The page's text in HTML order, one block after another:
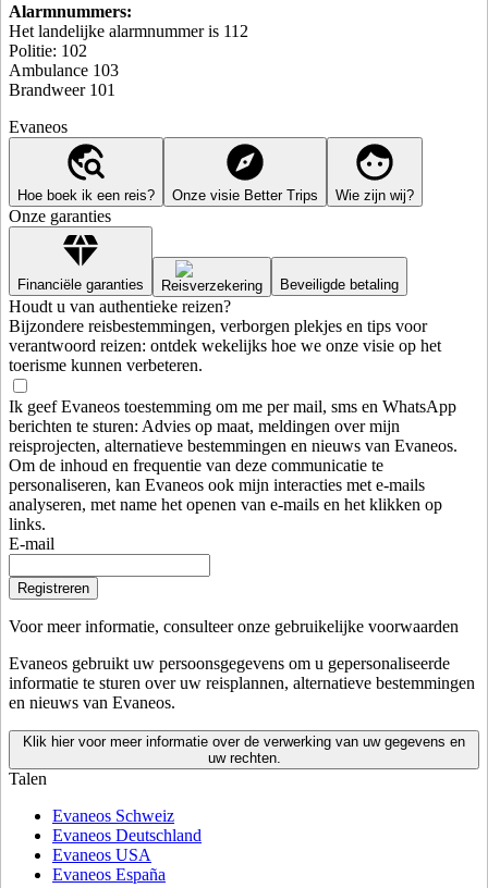
Alarmnummers:
Het landelijke alarmnummer is 112
Politie: 102
Ambulance 103
Brandweer 101
Evaneos
Hoe boek ik een reis? Onze visie Better Trips Wie zijn wij?
Onze garanties
Financiële garanties Reisverzekering Beveiligde betaling
Houdt u van authentieke reizen?
Bijzondere reisbestemmingen, verborgen plekjes en tips voor
verantwoord reizen: ontdek wekelijks hoe we onze visie op het
toerisme kunnen verbeteren.
Ik geef Evaneos toestemming om me per mail, sms en WhatsApp
berichten te sturen: Advies op maat, meldingen over mijn
reisprojecten, alternatieve bestemmingen en nieuws van Evaneos.
Om de inhoud en frequentie van deze communicatie te
personaliseren, kan Evaneos ook mijn interacties met e-mails
analyseren, met name het openen van e-mails en het klikken op
links.
E-mail
Registreren
Voor meer informatie, consulteer onze gebruikelijke voorwaarden
Evaneos gebruikt uw persoonsgegevens om u gepersonaliseerde
informatie te sturen over uw reisplannen, alternatieve bestemmingen
en nieuws van Evaneos.
Klik hier voor meer informatie over de verwerking van uw gegevens en
uw rechten.
Talen
Evaneos Schweiz
Evaneos Deutschland
Evaneos USA
Evaneos España